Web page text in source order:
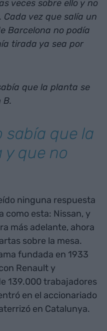
veces sobre ello y no
vez que salía un
Barcelona no podía
tirada ya sea por
que la planta se
B.
sabía que la
y que no
ninguna respuesta
como esta: Nissan, y
más adelante, ahora
sobre la mesa.
fundada en 1933
Renault y
139.000 trabajadores
en el accionariado
en Catalunya.